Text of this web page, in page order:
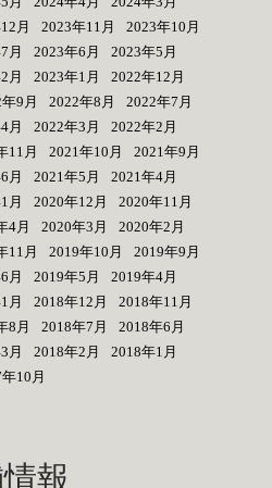
月 2023年11月
2023年10月
月 2023年6月
2023年5月
月 2023年1月
2022年12月
9月 2022年8月
2022年7月
月 2022年3月
2022年2月
11月 2021年10月
2021年9月
月 2021年5月
2021年4月
月 2020年12月
2020年11月
4月 2020年3月
2020年2月
11月 2019年10月
2019年9月
月 2019年5月
2019年4月
月 2018年12月
2018年11月
8月 2018年7月
2018年6月
月 2018年2月
2018年1月
10月
報